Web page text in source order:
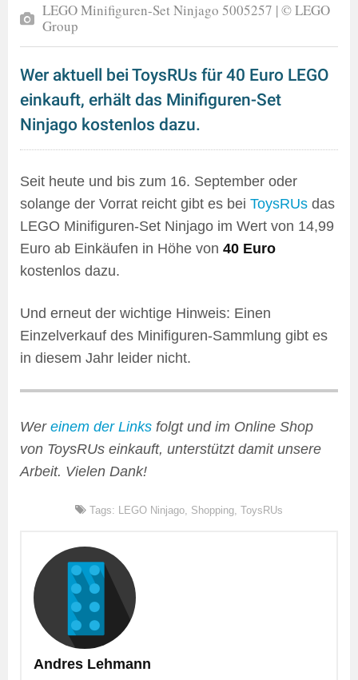
LEGO Minifiguren-Set Ninjago 5005257 | © LEGO
Group
Wer aktuell bei ToysRUs für 40 Euro LEGO
einkauft, erhält das Minifiguren-Set
Ninjago kostenlos dazu.
Seit heute und bis zum 16. September oder
solange der Vorrat reicht gibt es bei ToysRUs das
LEGO Minifiguren-Set Ninjago im Wert von 14,99
Euro ab Einkäufen in Höhe von 40 Euro
kostenlos dazu.
Und erneut der wichtige Hinweis: Einen
Einzelverkauf des Minifiguren-Sammlung gibt es
in diesem Jahr leider nicht.
Wer einem der Links folgt und im Online Shop
von ToysRUs einkauft, unterstützt damit unsere
Arbeit. Vielen Dank!
Tags: LEGO Ninjago, Shopping, ToysRUs
Andres Lehmann